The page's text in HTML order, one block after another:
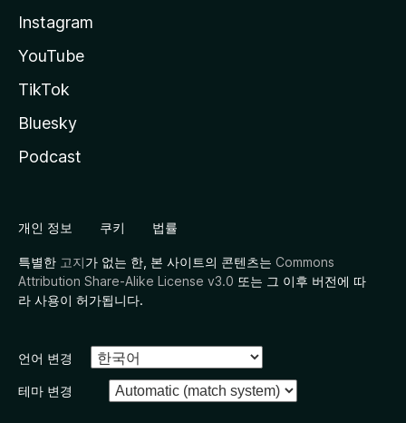
Instagram
YouTube
TikTok
Bluesky
Podcast
개인 정보 쿠키 법률
특별한 고지가 없는 한, 본 사이트의 콘텐츠는 Commons
Attribution Share-Alike License v3.0 또는 그 이후 버전에 따
라 사용이 허가됩니다.
언어 변경
테마 변경